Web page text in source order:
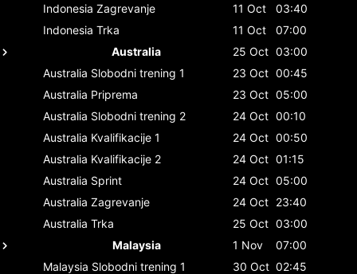
Indonesia Zagrevanje 11 Oct
03:40
Indonesia Trka 11 Oct
07:00
Australia
25 Oct 03:00
Australia Slobodni trening 1 23 Oct 00:45
Australia Priprema 23 Oct 05:00
Australia Slobodni trening 2 24 Oct 00:10
Australia Kvalifikacije 1 24 Oct 00:50
Australia Kvalifikacije 2 24 Oct 01:15
Australia Sprint 24 Oct 05:00
Australia Zagrevanje 24 Oct 23:40
Australia Trka 25 Oct 03:00
Malaysia
1 Nov
07:00
Malaysia Slobodni trening 1 30 Oct 02:45